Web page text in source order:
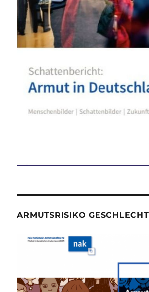
ARMUTSRISIKO GESCHLECHT